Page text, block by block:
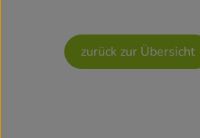
zurück zur Übersicht